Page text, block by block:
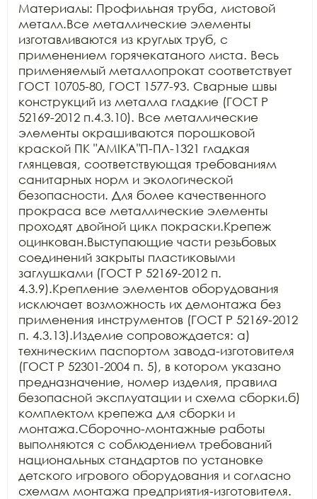
Материалы: Профильная труба, листовой
металл.Все металлические элементы
изготавливаются из круглых труб, с
применением горячекатаного листа. Весь
применяемый металлопрокат соответствует
ГОСТ 10705-80, ГОСТ 1577-93. Сварные швы
конструкций из металла гладкие (ГОСТ Р
52169-2012 п.4.3.10). Все металлические
элементы окрашиваются порошковой
краской ПК "АМIKA"П-ПЛ-1321 гладкая
глянцевая, соответствующая требованиям
санитарных норм и экологической
безопасности. Для более качественного
прокраса все металлические элементы
проходят двойной цикл покраски.Крепеж
оцинкован.Выступающие части резьбовых
соединений закрыты пластиковыми
заглушками (ГОСТ Р 52169-2012 п.
4.3.9).Крепление элементов оборудования
исключает возможность их демонтажа без
применения инструментов (ГОСТ Р 52169-2012
п. 4.3.13).Изделие сопровождается: а)
техническим паспортом завода-изготовителя
(ГОСТ Р 52301-2004 п. 5), в котором указано
предназначение, номер изделия, правила
безопасной эксплуатации и схема сборки.б)
комплектом крепежа для сборки и
монтажа.Сборочно-монтажные работы
выполняются с соблюдением требований
национальных стандартов по установке
детского игрового оборудования и согласно
схемам монтажа предприятия-изготовителя.